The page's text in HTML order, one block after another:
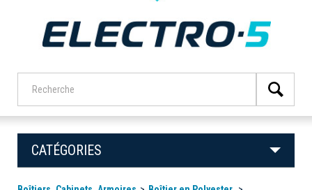
CATÉGORIES